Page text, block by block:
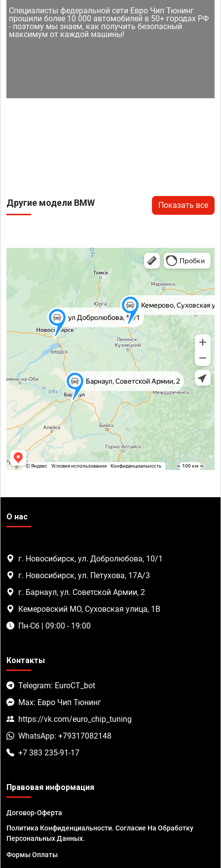
Специалисты федеральной сети Евро Чип Тюнинг
прошили более 10 000 автомобилей в 50+ городах РФ
- поэтому мы знаем, как получить безопасный
максимум от каждой машины!
Другие модели BMW Показать все
О нас
г. Новосибирск, ул. Добролюбова, 10/1
г. Новосибирск, ул. Петухова, 17А/3
г. Барнаул, ул. Советской Армии, 2
Кемеровский МО, Суховская улица, 1В
Пн-Сб | 09:00 - 19:00
Контакты
Telegram: EuroCT_bot
Max: Евро Чип Тюнинг
https://vk.com/euro_chip_tuning
WhatsApp: +79317082148
+7 383 235-91-17
Правовая информация
Договор-Оферта
Политика Конфиденциальности. Согласие На Обработку
Персональных Данных.
Формы Оплаты